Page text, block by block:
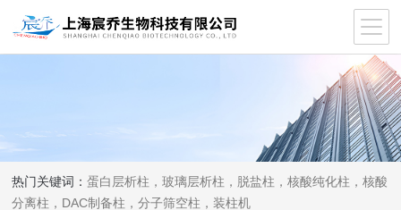
热门关键词：蛋白层析柱，玻璃层析柱，脱盐柱，核酸纯化柱，核酸
分离柱，DAC制备柱，分子筛空柱，装柱机